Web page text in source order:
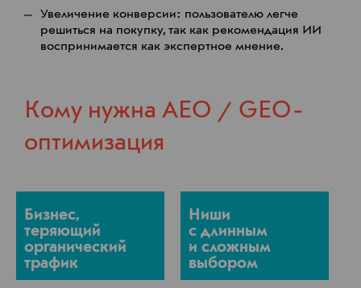
Увеличение конверсии: пользователю легче
решиться на покупку, так как рекомендация ИИ
воспринимается как экспертное мнение.
Кому нужна AEO / GEO-
оптимизация
Бизнес,
теряющий
органический
трафик
Ниши
с длинным
и сложным
выбором